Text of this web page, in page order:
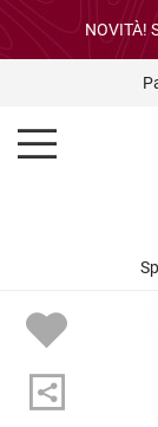
NOVITÀ!